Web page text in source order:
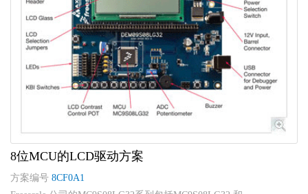
8位MCU的LCD驱动方案
方案编号 8CF0A1